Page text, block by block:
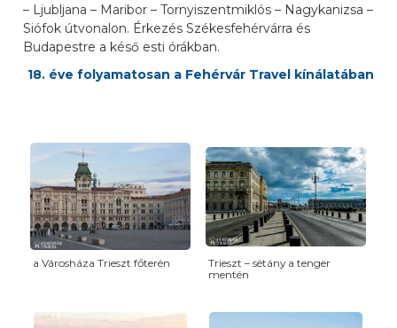
– Ljubljana – Maribor – Tornyiszentmiklós – Nagykanizsa –
Siófok útvonalon. Érkezés Székesfehérvárra és
Budapestre a késő esti órákban.
18. éve folyamatosan a Fehérvár Travel kínálatában
a Városháza Trieszt főterén
Trieszt – sétány a tenger
mentén